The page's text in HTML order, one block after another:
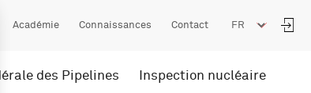
Académie Connaissances Contact
des Pipelines Inspection nucléaire